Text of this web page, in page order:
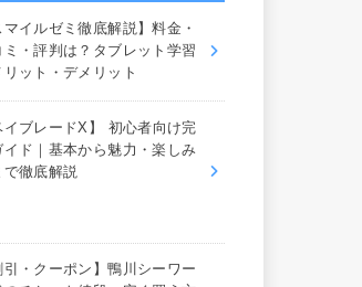
マイルゼミ徹底解説】料金・
ミ・評判は？タブレット学習
リット・デメリット
イブレードX】 初心者向け完
イド｜基本から魅力・楽しみ
で徹底解説
引・クーポン】鴨川シーワー